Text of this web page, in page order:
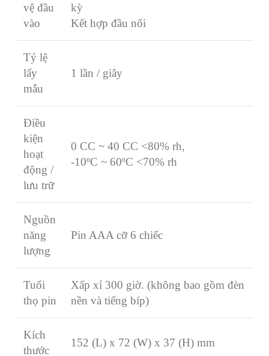
vệ đầu
vào
kỳ
Kết hợp đầu nối
Tỷ lệ
lấy
mẫu
1 lần / giây
Điều
kiện
hoạt
động /
lưu trữ
0 CC ~ 40 CC <80% rh,
-10ºC ~ 60ºC <70% rh
Nguồn
năng
lượng
Pin AAA cỡ 6 chiếc
Tuổi
thọ pin
Xấp xỉ 300 giờ. (không bao gồm đèn
nền và tiếng bíp)
Kích
thước
152 (L) x 72 (W) x 37 (H) mm